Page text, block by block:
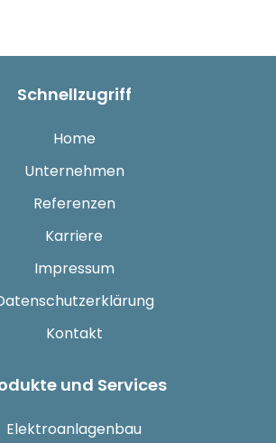
Schnellzugriff
Home
Unternehmen
Referenzen
Karriere
Impressum
Kontakt
und Services
Elektroanlagenbau